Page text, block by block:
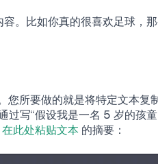
。比如你真的很喜欢足球，
所要做的就是将特定文本复
写“假设我是一名 5 岁的孩
在此处粘贴文本 的摘要：